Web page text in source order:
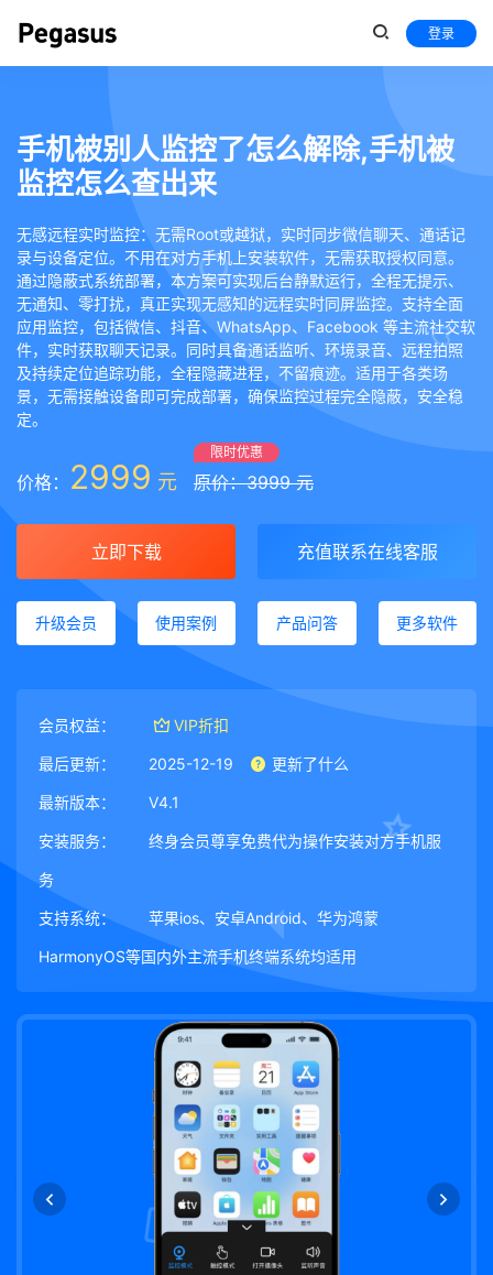
登录
手机被别人监控了怎么解除,手机被
监控怎么查出来
无感远程实时监控：无需Root或越狱，实时同步微信聊天、通话记
录与设备定位。不用在对方手机上安装软件，无需获取授权同意。
通过隐蔽式系统部署，本方案可实现后台静默运行，全程无提示、
无通知、零打扰，真正实现无感知的远程实时同屏监控。支持全面
应用监控，包括微信、抖音、WhatsApp、Facebook 等主流社交软
件，实时获取聊天记录。同时具备通话监听、环境录音、远程拍照
及持续定位追踪功能，全程隐藏进程，不留痕迹。适用于各类场
景，无需接触设备即可完成部署，确保监控过程完全隐蔽，安全稳
定。
价格： 2999 元
限时优惠
原价：3999 元
立即下载 充值联系在线客服
升级会员 使用案例 产品问答 更多软件
会员权益： VIP折扣
最后更新： 2025-12-19 更新了什么
最新版本： V4.1
安装服务： 终身会员尊享免费代为操作安装对方手机服
务
支持系统： 苹果ios、安卓Android、华为鸿蒙
HarmonyOS等国内外主流手机终端系统均适用